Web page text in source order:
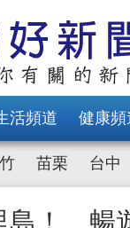
活頻道 健康頻
苗栗 台中
島！ 暢